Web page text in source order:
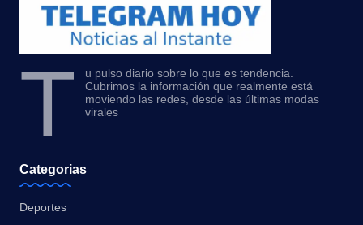
T
u pulso diario sobre lo que es tendencia.
Cubrimos la información que realmente está
moviendo las redes, desde las últimas modas
virales
Categorias
Deportes